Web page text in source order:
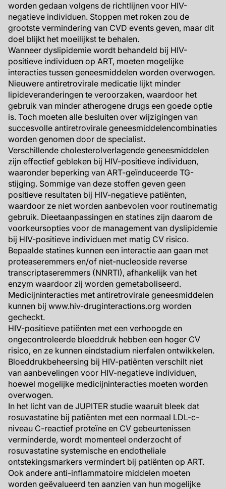
worden gedaan volgens de richtlijnen voor HIV-
negatieve individuen. Stoppen met roken zou de
grootste vermindering van CVD events geven, maar dit
doel blijkt het moeilijkst te behalen.
Wanneer dyslipidemie wordt behandeld bij HIV-
positieve individuen op ART, moeten mogelijke
interacties tussen geneesmiddelen worden overwogen.
Nieuwere antiretrovirale medicatie lijkt minder
lipideveranderingen te veroorzaken, waardoor het
gebruik van minder atherogene drugs een goede optie
is. Toch moeten alle besluiten over wijzigingen van
succesvolle antiretrovirale geneesmiddelencombinaties
worden genomen door de specialist.
Verschillende cholesterolverlagende geneesmiddelen
zijn effectief gebleken bij HIV-positieve individuen,
waaronder beperking van ART-geïnduceerde TG-
stijging. Sommige van deze stoffen geven geen
positieve resultaten bij HIV-negatieve patiënten,
waardoor ze niet worden aanbevolen voor routinematig
gebruik. Dieetaanpassingen en statines zijn daarom de
voorkeursopties voor de management van dyslipidemie
bij HIV-positieve individuen met matig CV risico.
Bepaalde statines kunnen een interactie aan gaan met
proteaseremmers en/of niet-nucleoside reverse
transcriptaseremmers (NNRTI), afhankelijk van het
enzym waardoor zij worden gemetaboliseerd.
Medicijninteracties met antiretrovirale geneesmiddelen
kunnen bij www.hiv-druginteractions.org worden
gecheckt.
HIV-positieve patiënten met een verhoogde en
ongecontroleerde bloeddruk hebben een hoger CV
risico, en ze kunnen eindstadium nierfalen ontwikkelen.
Bloeddrukbeheersing bij HIV-patiënten verschilt niet
van aanbevelingen voor HIV-negatieve individuen,
hoewel mogelijke medicijninteracties moeten worden
overwogen.
In het licht van de JUPITER studie waaruit bleek dat
rosuvastatine bij patiënten met een normaal LDL-c-
niveau C-reactief proteïne en CV gebeurtenissen
verminderde, wordt momenteel onderzocht of
rosuvastatine systemische en endotheliale
ontstekingsmarkers vermindert bij patiënten op ART.
Ook andere anti-inflammatoire middelen moeten
worden geëvalueerd ten aanzien van hun mogelijke